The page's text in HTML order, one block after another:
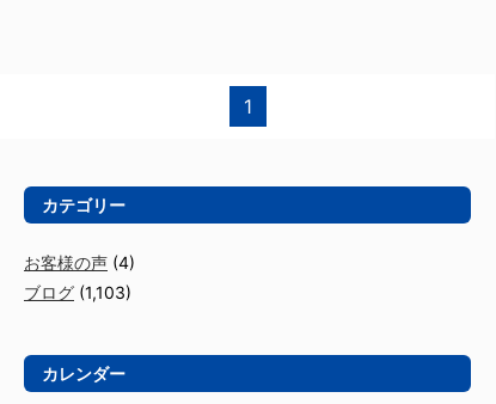
1
カテゴリー
お客様の声 (4)
ブログ (1,103)
カレンダー